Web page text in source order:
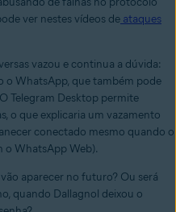
ver nestes vídeos de ataques
vazou e continua a dúvida:
o WhatsApp, que também pode
Telegram Desktop permite
o que explicaria um vazamento
conectado mesmo quando o
o WhatsApp Web).
aparecer no futuro? Ou será
quando Dallagnol deixou o